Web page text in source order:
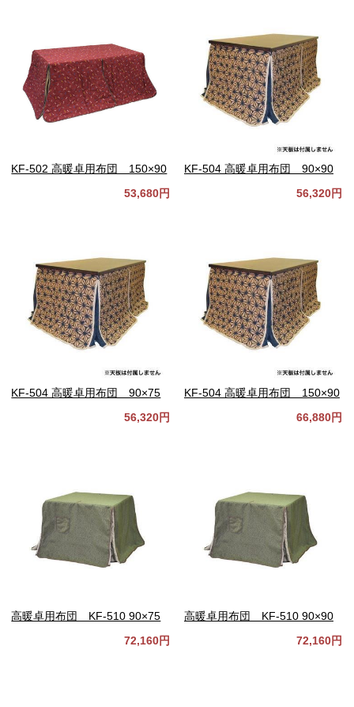
KF-502 高暖卓用布団 150×90
53,680円
KF-504 高暖卓用布団 90×90
56,320円
KF-504 高暖卓用布団 90×75
56,320円
KF-504 高暖卓用布団 150×90
66,880円
高暖卓用布団 KF-510 90×75
72,160円
高暖卓用布団 KF-510 90×90
72,160円